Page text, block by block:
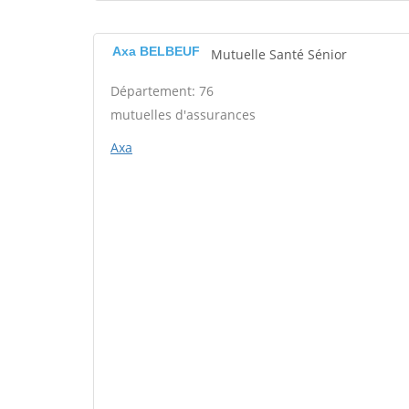
Axa BELBEUF Mutuelle Santé Sénior
Département: 76
mutuelles d'assurances
Axa